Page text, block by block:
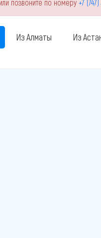
позвоните по номеру +7
Из Алматы Из